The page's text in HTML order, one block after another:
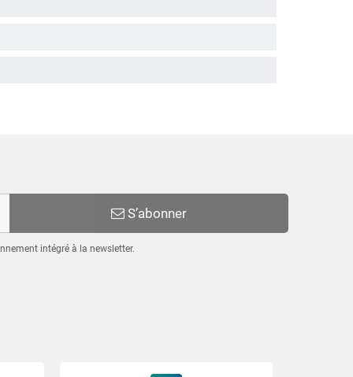
S’abonner
intégré à la newsletter.